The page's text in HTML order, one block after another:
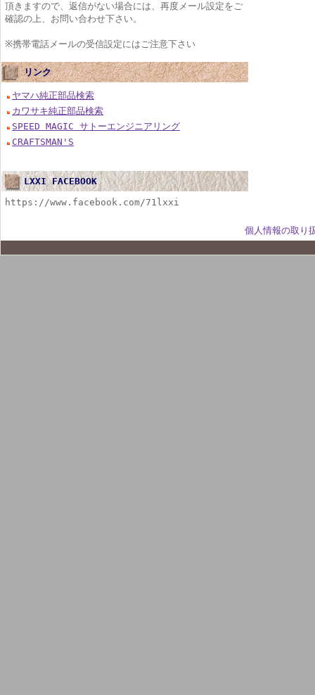
頂きますので、返信がない場合には、再度メール設定をご
確認の上、お問い合わせ下さい。
※携帯電話メールの受信設定にはご注意下さい
リンク
ヤマハ純正部品検索
カワサキ純正部品検索
SPEED MAGIC サトーエンジニアリング
CRAFTSMAN'S
LXXI FACEBOOK
https://www.facebook.com/71lxxi
個人情報の取り